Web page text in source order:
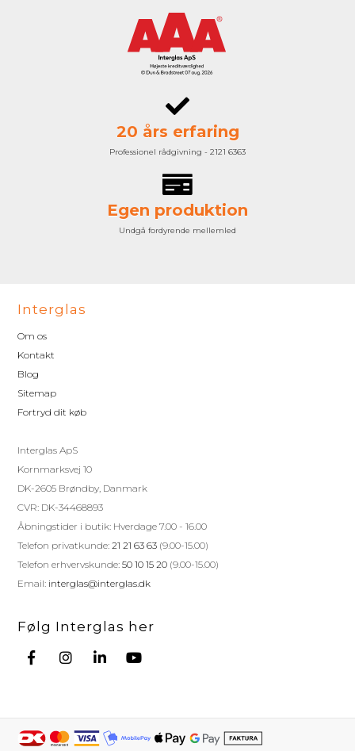
20 års erfaring
Professionel rådgivning - 2121 6363
Egen produktion
Undgå fordyrende mellemled
Interglas
Om os
Kontakt
Blog
Sitemap
Fortryd dit køb
Interglas ApS
Kornmarksvej 10
DK-2605 Brøndby, Danmark
CVR: DK-34468893
Åbningstider i butik: Hverdage 7.00 - 16.00
Telefon privatkunde:21 21 63 63 (9.00-15.00)
Telefon erhvervskunde:50 10 15 20 (9.00-15.00)
Email: interglas@interglas.dk
Følg Interglas her